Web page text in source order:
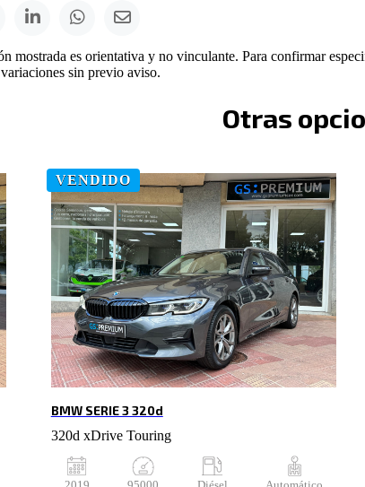
mostrada es orientativa y no vinculante. Para confirmar
sin previo aviso.
Otras
VENDIDO
BMW SERIE 3 320d
320d xDrive Touring